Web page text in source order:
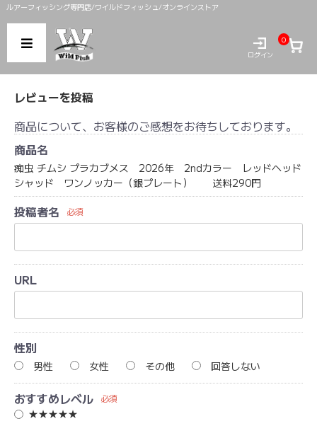
ルアーフィッシング専門店/ワイルドフィッシュ/オンラインストア
ログイン
0
レビューを投稿
商品について、お客様のご感想をお待ちしております。
商品名
痴虫 チムシ プラカブメス 2026年 2ndカラー レッドヘッド
シャッド ワンノッカー（銀プレート） 送料290円
投稿者名 必須
URL
性別
男性 女性 その他 回答しない
おすすめレベル 必須
★★★★★